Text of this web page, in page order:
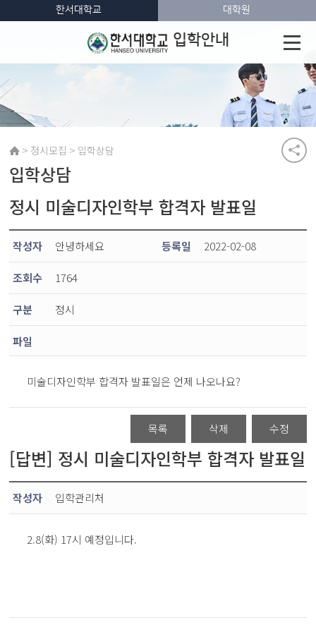
입학안내
한서대학교 대학원
> 정시모집 > 입학상담
입학상담
정시 미술디자인학부 합격자 발표일
작성자 안녕하세요 등록일 2022-02-08
조회수 1764
구분 정시
파일
미술디자인학부 합격자 발표일은 언제 나오나요?
목록 삭제 수정
[답변] 정시 미술디자인학부 합격자 발표일
작성자 입학관리처
2.8(화) 17시 예정입니다.